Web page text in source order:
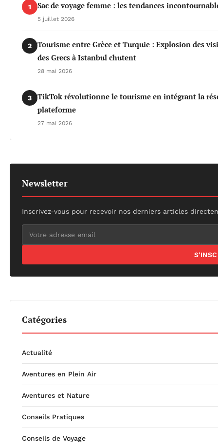
1 Sac de voyage femme : les tendances
5 juillet 2026
2
Tourisme entre Grèce et Turquie : Explosion des
des Grecs à Istanbul chutent
28 mai 2026
3
TikTok révolutionne le tourisme en intégrant la
plateforme
27 mai 2026
Newsletter
Inscrivez-vous pour recevoir nos derniers articles
Catégories
Actualité
Aventures en Plein Air
Aventures et Nature
Conseils Pratiques
Conseils de Voyage